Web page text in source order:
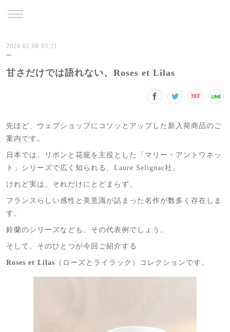
2026.02.08 03:21
甘さだけでは語れない、Roses et Lilas
先ほど、ウェブショップにコソッとアップした新入荷商品のご
案内です。
日本では、リボンと花籠を主役とした「マリー・アントワネッ
ト」シリーズで広く知られる、Laure Selignac社。
けれど実は、それだけにとどまらず、
フランスらしい感性と美意識が詰まった名作が数多く存在しま
す。
鈴蘭のシリーズなども、その代表例でしょう。
そして、そのひとつが今回ご紹介する
Roses et Lilas （ローズとライラック）コレクションです。